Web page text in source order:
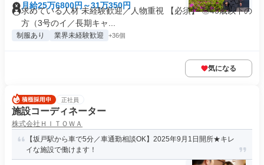
月給25万6800円～31万350円
求めている人材 未経験歓迎／人物重視 【必須】 ◎45歳以下の
方（3号のイ／長期キャ...
制服あり 業界未経験歓迎 +36個
気になる
正社員
施設コーディネーター
株式会社ＨＩＴＯＷＡ
【坂戸駅から車で5分／車通勤相談OK】2025年9月1日開所★キレ
イな施設で働けます！